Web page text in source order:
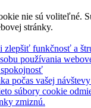
nie sú voliteľné.
stránky.
zlepšiť funkčnosť a
používania
počas vašej
súbory cookie
zmiznú.